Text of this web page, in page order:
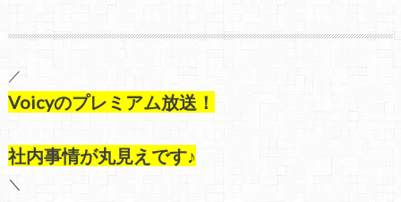
／
Voicyのプレミアム放送！
社内事情が丸見えです♪
＼